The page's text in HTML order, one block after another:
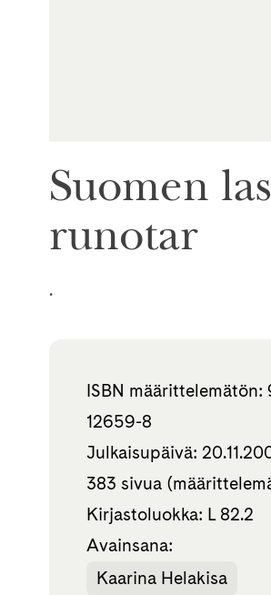
Suomen
runotar
.
ISBN määrittelemätön:
12659-8
Julkaisupäivä:
383 sivua
Kirjastoluokka: L 82.2
Avainsana:
Kaarina Helakisa